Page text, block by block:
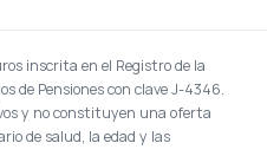
inscrita en el Registro de la
de Pensiones con clave J-4346.
y no constituyen una oferta
de salud, la edad y las